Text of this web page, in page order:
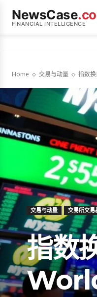
NewsCase
FINANCIAL INTELLIGENCE
Home 交易与动量 指数
交易与动量 交易所交易
指数